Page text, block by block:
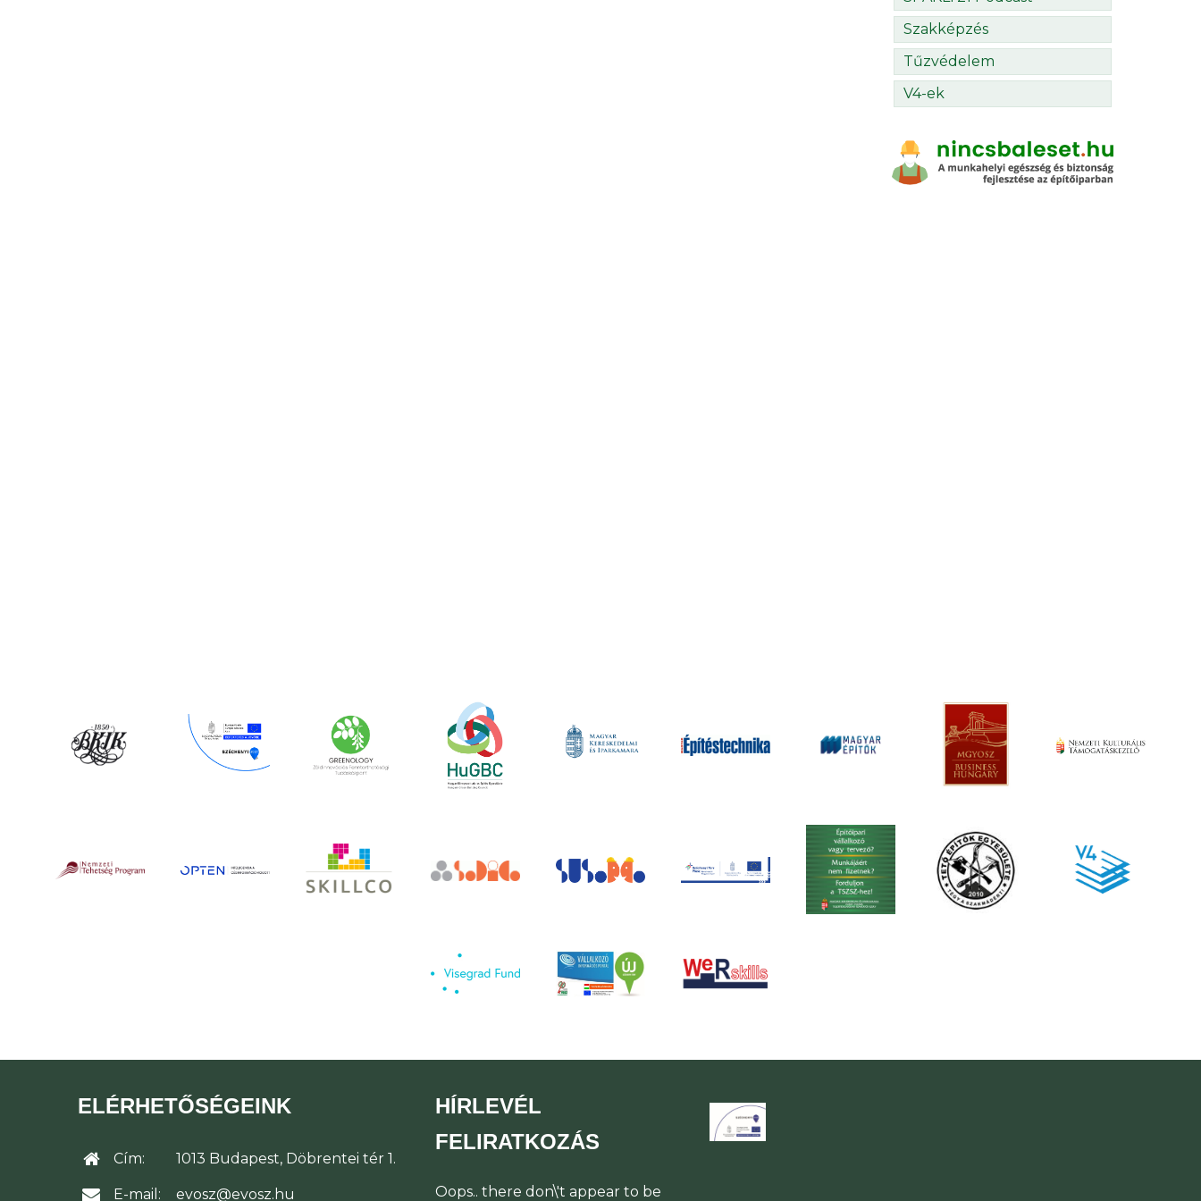
Szakképzés
Tűzvédelem
V4-ek
ELÉRHETŐSÉGEINK
Cím: 1013 Budapest, Döbrentei tér 1.
E-mail: evosz@evosz.hu
HÍRLEVÉL
FELIRATKOZÁS
Oops.. there don\'t appear to be